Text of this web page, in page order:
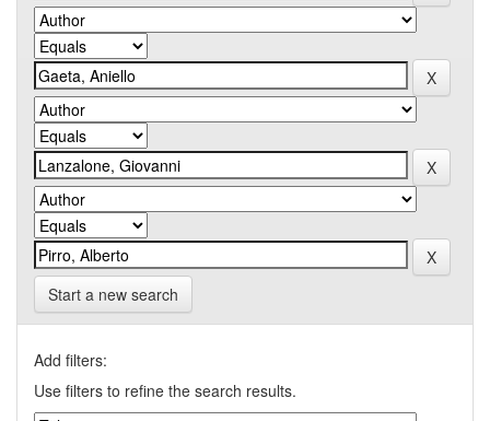
Start a new search
Add filters:
Use filters to refine the search results.